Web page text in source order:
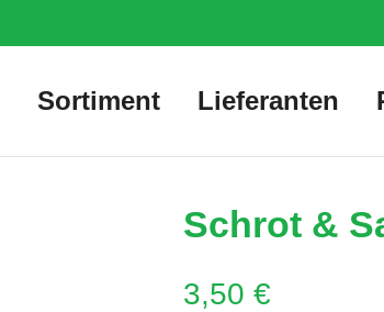
Sortiment Lieferanten
Schrot &
3,50 €